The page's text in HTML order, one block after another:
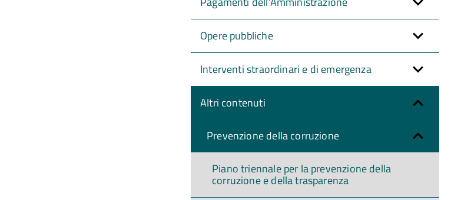
Opere pubbliche
Interventi straordinari e di emergenza
Altri contenuti
Prevenzione della corruzione
Piano triennale per la prevenzione della
corruzione e della trasparenza